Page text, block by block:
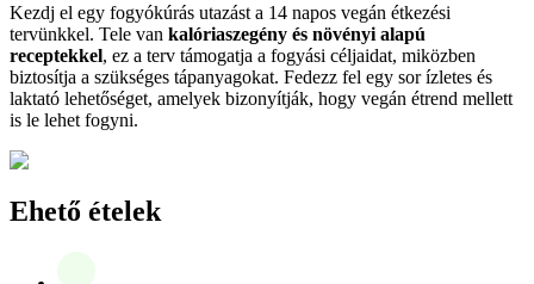
Kezdj el egy fogyókúrás utazást a 14 napos vegán étkezési
tervünkkel. Tele van kalóriaszegény és növényi alapú
receptekkel, ez a terv támogatja a fogyási céljaidat, miközben
biztosítja a szükséges tápanyagokat. Fedezz fel egy sor ízletes és
laktató lehetőséget, amelyek bizonyítják, hogy vegán étrend mellett
is le lehet fogyni.
Ehető ételek